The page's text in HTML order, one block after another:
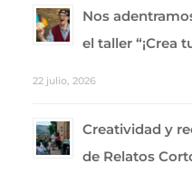
Nos
el taller “¡Crea
22 julio, 2026
Creatividad y
de Relatos